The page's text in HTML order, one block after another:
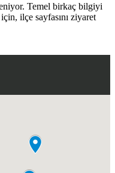
Temel birkaç bilgiyi
ilçe sayfasını ziyaret